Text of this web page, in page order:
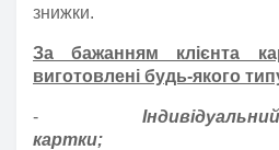
знижки.
За бажанням клієнта
виготовлені будь-якого
-
картки;